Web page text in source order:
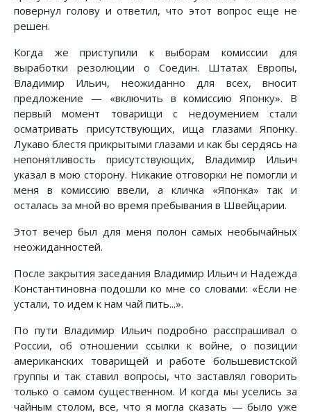
повернул голову и ответил, что этот вопрос еще не
решен.
Когда же приступили к выборам комиссии для
выработки резолюции о Соедин. Штатах Европы,
Владимир Ильич, неожиданно для всех, вносит
предложение — «включить в комиссию Японку». В
первый момент товарищи с недоумением стали
осматривать присутствующих, ища глазами Японку.
Лукаво блестя прикрытыми глазами и как бы сердясь на
непонятливость присутствующих, Владимир Ильич
указал в мою сторону. Никакие отговорки не помогли и
меня в комиссию ввели, а кличка «Японка» так и
осталась за мной во время пребывания в Швейцарии.
Этот вечер был для меня полон самых необычайных
неожиданностей.
После закрытия заседания Владимир Ильич и Надежда
Константиновна подошли ко мне со словами: «Если не
устали, то идем к нам чай пить...».
По пути Владимир Ильич подробно расспрашивал о
России, об отношении ссылки к войне, о позиции
американских товарищей и работе большевистской
группы и так ставил вопросы, что заставлял говорить
только о самом существенном. И когда мы уселись за
чайным столом, все, что я могла сказать — было уже